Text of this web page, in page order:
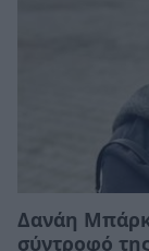
Δανάη
σύντροφό